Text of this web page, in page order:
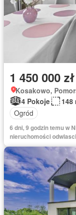
1 450 000 zł
Kosakowo,
4 Pokoje
148
Ogród
6 dni, 9 godzin temu w
nieruchomości